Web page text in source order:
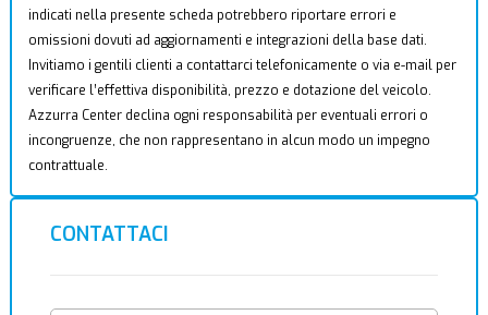
indicati nella presente scheda potrebbero riportare errori e
omissioni dovuti ad aggiornamenti e integrazioni della base dati.
Invitiamo i gentili clienti a contattarci telefonicamente o via e-mail per
verificare l’effettiva disponibilità, prezzo e dotazione del veicolo.
Azzurra Center declina ogni responsabilità per eventuali errori o
incongruenze, che non rappresentano in alcun modo un impegno
contrattuale.
CONTATTACI